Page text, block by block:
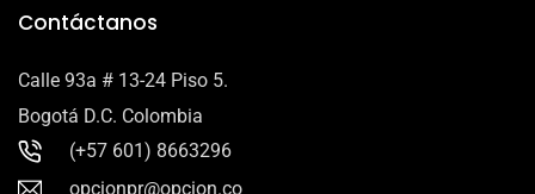
Contáctanos
Calle 93a # 13-24 Piso 5.
Bogotá D.C. Colombia
(+57 601) 8663296
opcionpr@opcion.co